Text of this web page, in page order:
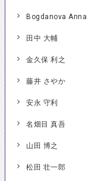
Bogdanova Anna
田中 大輔
金久保 利之
藤井 さやか
安永 守利
名畑目 真吾
山田 博之
松田 壮一郎